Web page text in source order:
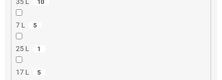
35 L 10
7 L 5
25 L 1
17 L 5